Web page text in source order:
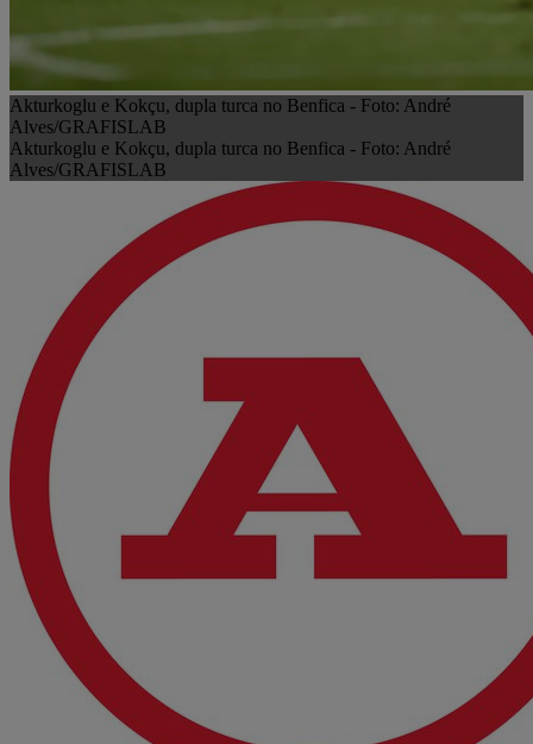
Akturkoglu e Kokçu, dupla turca no Benfica - Foto: André
Alves/GRAFISLAB
Akturkoglu e Kokçu, dupla turca no Benfica - Foto: André
Alves/GRAFISLAB